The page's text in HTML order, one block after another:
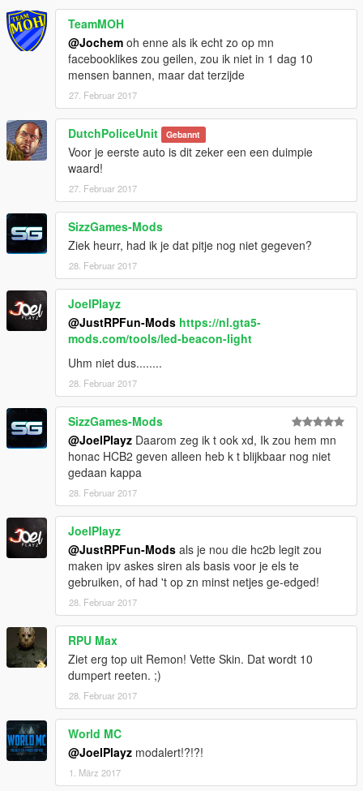
TeamMOH
@Jochem oh enne als ik echt zo op mn
facebooklikes zou geilen, zou ik niet in 1 dag 10
mensen bannen, maar dat terzijde
27. Februar 2017
DutchPoliceUnit Gebannt
Voor je eerste auto is dit zeker een een duimpie
waard!
27. Februar 2017
SizzGames-Mods
Ziek heurr, had ik je dat pitje nog niet gegeven?
28. Februar 2017
JoelPlayz
@JustRPFun-Mods https://nl.gta5-
mods.com/tools/led-beacon-light
Uhm niet dus........
28. Februar 2017
SizzGames-Mods
@JoelPlayz Daarom zeg ik t ook xd, Ik zou hem mn
honac HCB2 geven alleen heb k t blijkbaar nog niet
gedaan kappa
28. Februar 2017
JoelPlayz
@JustRPFun-Mods als je nou die hc2b legit zou
maken ipv askes siren als basis voor je els te
gebruiken, of had 't op zn minst netjes ge-edged!
28. Februar 2017
RPU Max
Ziet erg top uit Remon! Vette Skin. Dat wordt 10
dumpert reeten. ;)
28. Februar 2017
World MC
@JoelPlayz modalert!?!?!
1. März 2017